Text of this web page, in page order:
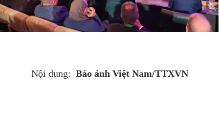
Nội dung: Báo ảnh Việt Nam/TTXVN